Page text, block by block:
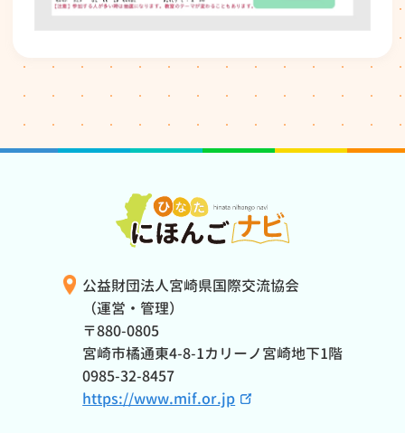
公益財団法人宮崎県国際交流協会
（運営・管理）
〒880-0805
宮崎市橘通東4-8-1カリーノ宮崎地下1階
0985-32-8457
https://www.mif.or.jp